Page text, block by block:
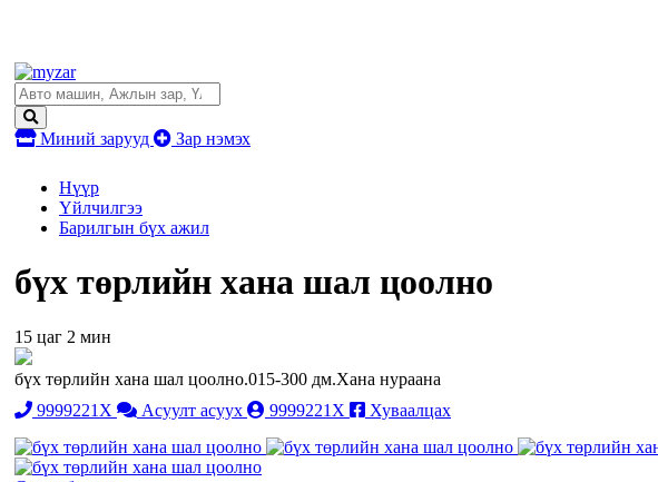
Миний зарууд Зар нэмэх
Нүүр
Үйлчилгээ
Барилгын бүх ажил
бүх төрлийн хана шал цоолно
15 цаг 2 мин
бүх төрлийн хана шал цоолно.015-300 дм.Хана нураана
9999221X
Асуулт асуух 9999221X Хуваалцах